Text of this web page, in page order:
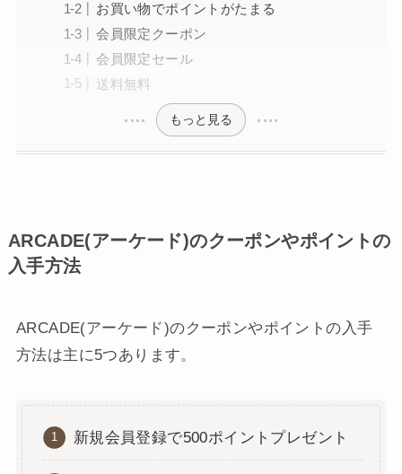
お買い物でポイントがたまる
会員限定クーポン
会員限定セール
送料無料
もっと見る
ARCADE(アーケード)のクーポンやポイントの
入手方法
ARCADE(アーケード)のクーポンやポイントの入手
方法は主に5つあります。
新規会員登録で500ポイントプレゼント